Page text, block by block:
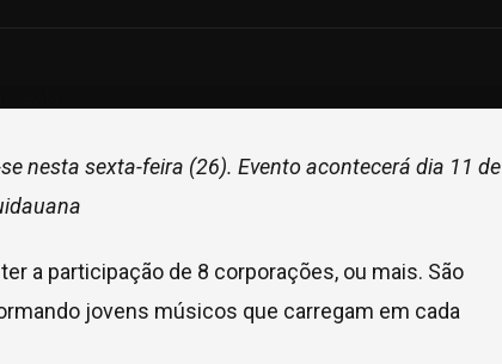
nesta sexta-feira (26). Evento acontecerá dia 11 de
a participação de 8 corporações, ou mais. São
jovens músicos que carregam em cada